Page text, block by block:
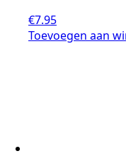
€7.95
Toevoegen aan